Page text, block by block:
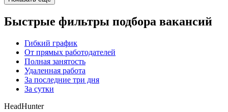
Быстрые фильтры подбора вакансий
Гибкий график
От прямых работодателей
Полная занятость
Удаленная работа
За последние три дня
За сутки
HeadHunter